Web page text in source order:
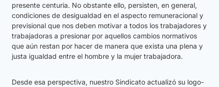
presente centuria. No obstante ello, persisten, en general,
condiciones de desigualdad en el aspecto remuneracional y
previsional que nos deben motivar a todos los trabajadores y
trabajadoras a presionar por aquellos cambios normativos
que aún restan por hacer de manera que exista una plena y
justa igualdad entre el hombre y la mujer trabajadora.
Desde esa perspectiva, nuestro Sindicato actualizó su logo-